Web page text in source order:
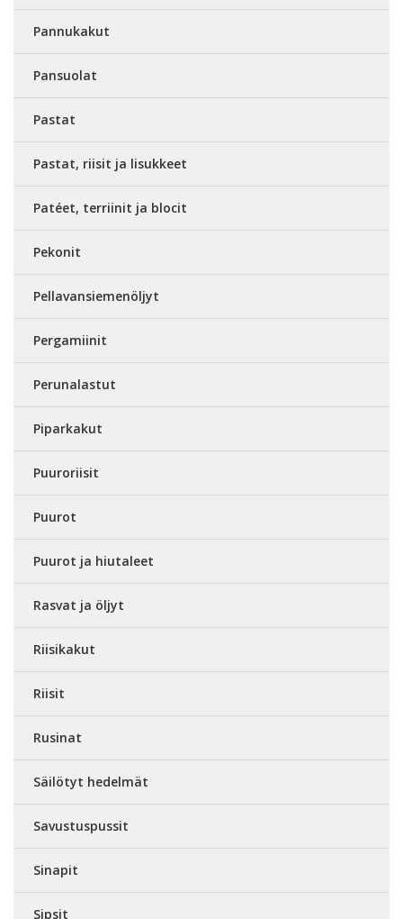
Pannukakut
Pansuolat
Pastat
Pastat, riisit ja lisukkeet
Patéet, terriinit ja blocit
Pekonit
Pellavansiemenöljyt
Pergamiinit
Perunalastut
Piparkakut
Puuroriisit
Puurot
Puurot ja hiutaleet
Rasvat ja öljyt
Riisikakut
Riisit
Rusinat
Säilötyt hedelmät
Savustuspussit
Sinapit
Sipsit